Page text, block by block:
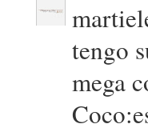
tengo
mega